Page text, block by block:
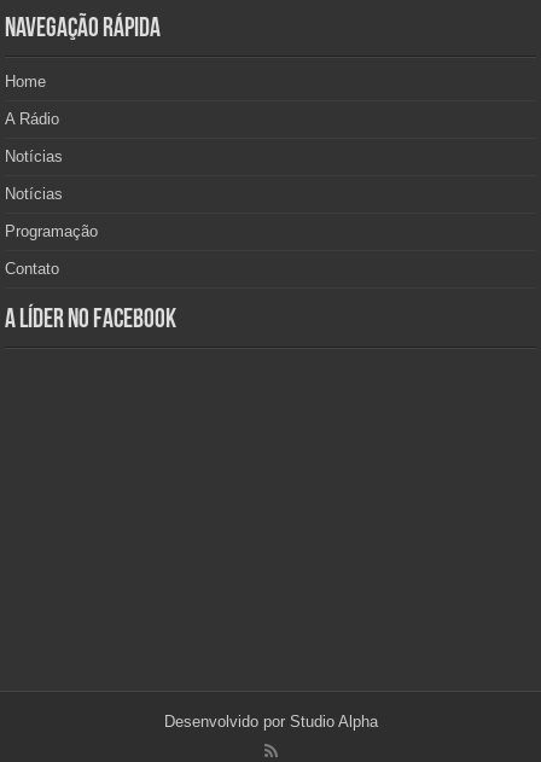
Navegação Rápida
Home
A Rádio
Notícias
Notícias
Programação
Contato
A Líder no Facebook
Desenvolvido por Studio Alpha